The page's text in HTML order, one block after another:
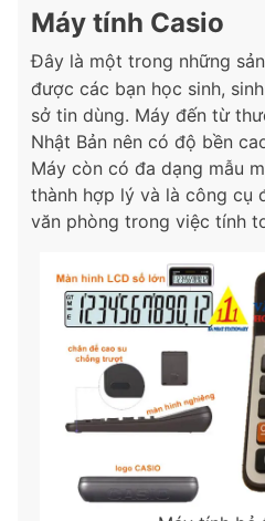
Máy tính Casio
Đây là một trong những
được các bạn học sinh,
sở tin dùng. Máy đến từ
Nhật Bản nên có độ bền
Máy còn có đa dạng mẫu
thành hợp lý và là công cụ
văn phòng trong việc tính